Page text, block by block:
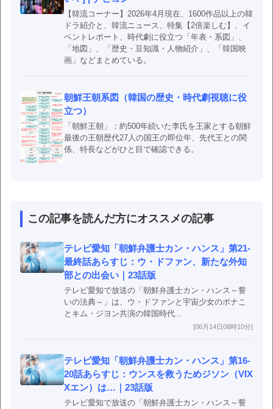
【韓流コーナー】2026年4月現在、1600作品以上の韓
ドラ紹介と、韓流ニュース、特集【2倍楽しむ】、イ
ベントレポート、時代劇に役立つ「年表・系図」、
「地図」、「歴史・豆知識・人物紹介」、「韓国映
画」などまとめている。
朝鮮王朝系図（韓国の歴史・時代劇視聴に役
立つ）
「朝鮮王朝」：約500年続いた李氏を王家とする朝鮮
最後の王朝歴代27人の国王の即位年、先代王との関
係、特長などがひと目で確認できる。
この記事を読んだ方にオススメの記事
テレビ愛知「朝鮮弁護士カン・ハンス」第21-
最終話あらすじ：ウ・ドファン、新たな外知
部との出会い｜23話版
テレビ愛知で放送の「朝鮮弁護士カン・ハンス～誓
いの法典～」は、ウ・ドファンと宇宙少女のボナこ
とキム・ジヨン共演の韓国時代...
[06月14日08時10分]
テレビ愛知「朝鮮弁護士カン・ハンス」第16-
20話あらすじ：ウンスを救うためジソン（VIX
Xエン）は…｜23話版
テレビ愛知で放送の「朝鮮弁護士カン・ハンス～誓